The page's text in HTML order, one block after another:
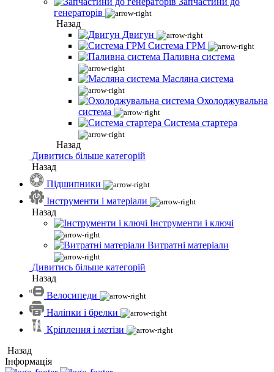
генераторів
Назад
Двигун
Система ГРМ
Паливна система
Масляна система
Охолоджувальна
система
Система стартера
Назад
Дивитись більше категорій
Назад
Підшипники
Інструменти і матеріали
Назад
Інструменти і ключі
Витратні матеріали
Дивитись більше категорій
Назад
Велосипеди
Наліпки і брелки
Кріплення і метізи
Назад
Інформація